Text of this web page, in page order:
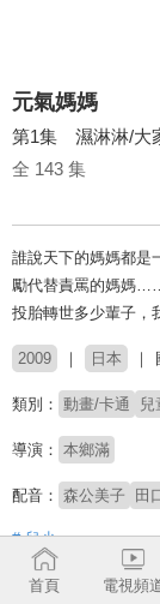
元氣媽媽
第1集 濕淋淋/大
全 143 集
誰說天下的媽媽都是
勵代替責罵的媽媽
投胎轉世多少輩子，
2009 日本
類別： 動畫/卡通 兒
導演： 本鄉滿
配音： 森公美子 田
# 兒少
首頁 電視頻